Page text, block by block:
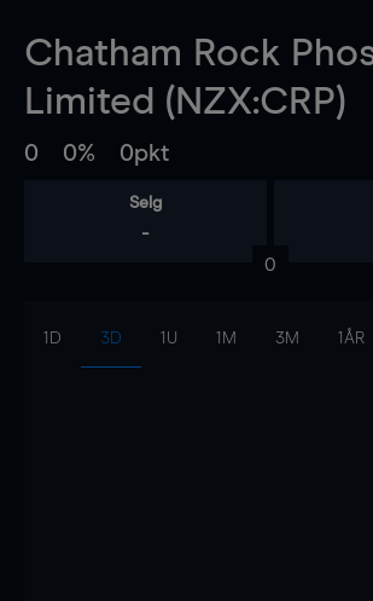
Chatham Rock
Limited (NZX:CRP)
0 0% 0pkt
Selg
-
0
1D 3D 1U 1M 3M 1ÅR